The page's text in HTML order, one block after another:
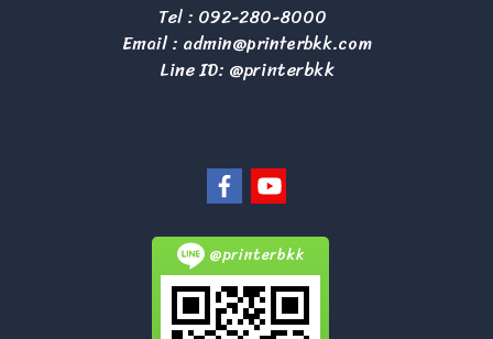
Tel : 092-280-8000
Email : admin@printerbkk.com
Line ID: @printerbkk
@printerbkk